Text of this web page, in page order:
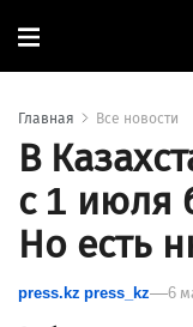
Главная Все новости
В
с 1 июля
Но есть
press.kz press_kz 6